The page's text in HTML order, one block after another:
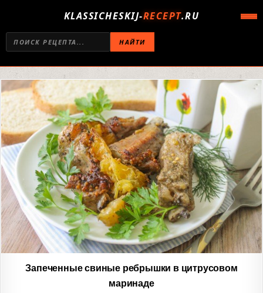
KLASSICHESKIJ-RECEPT.RU
НАЙТИ
Запеченные свиные ребрышки в цитрусовом
маринаде